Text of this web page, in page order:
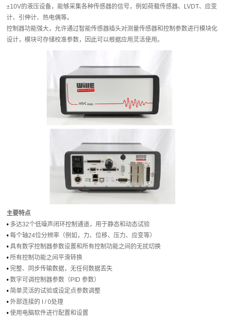
±10V的液压设备，能够采集各种传感器的信号，例如荷载传感器、LVDT、应变
计、引伸计、热电偶等。
控制器功能强大，允许通过智能传感器插头对测量传感器和控制参数进行模块化
设计，模块可存储校准参数，因此可以根据应用灵活使用。
主要特点
• 多达32个低噪声闭环控制通道，用于静态和动态试验
•每个轴24位分辨率（例如，力、位移、压力、应变等）
•具有数字控制器参数设置和所有控制功能之间的无扰切换
•所有控制功能之间平滑转换
•完整、同步传输数据，无任何数据丢失
•数字可调控制器参数（PID 参数）
• 简单灵活的试验或设定点参数调整
•外部连接的 I / 0处理
•使用电脑软件进行配置和设置